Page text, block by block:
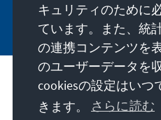
Jetzt
私たちのミッション
キュリティのために
ています。また、統
の連携コンテンツを
のユーザーデータを
cookiesの設定はいつ
きます。 さらに読む